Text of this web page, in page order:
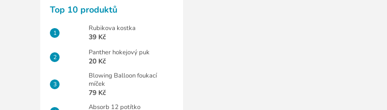
Top 10 produktů
Rubikova kostka
39 Kč
Panther hokejový puk
20 Kč
Blowing Balloon foukací
míček
79 Kč
Absorb 12 potítko